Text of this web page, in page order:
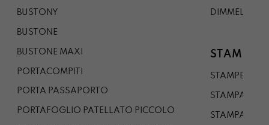
BUSTONY
BUSTONE
BUSTONE MAXI
PORTACOMPITI
PORTA PASSAPORTO
PORTAFOGLIO PATELLATO PICCOLO
DIMMELO
STAMPE
STAMPE A5
STAMPA A3
STAMPA A1